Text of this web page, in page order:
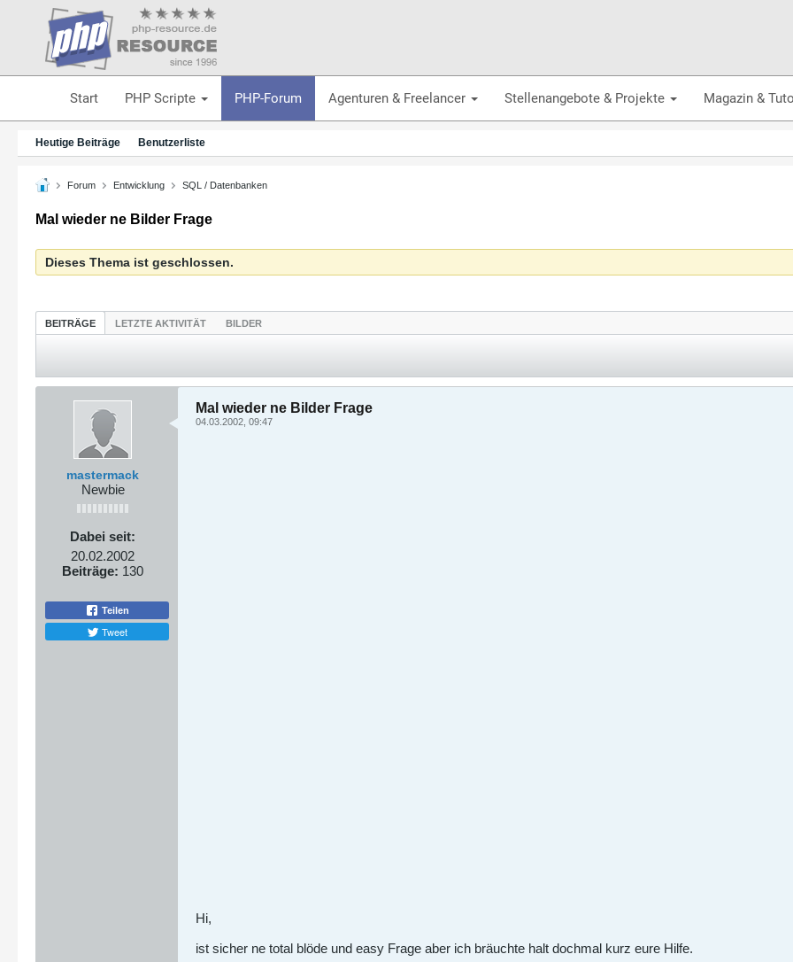
Start PHP Scripte PHP-Forum Agenturen & Freelancer Stellenangebote & Projekte Magazin &
Heutige Beiträge Benutzerliste
Forum Entwicklung SQL / Datenbanken
Mal wieder ne Bilder Frage
Dieses Thema ist geschlossen.
BEITRÄGE LETZTE AKTIVITÄT BILDER
mastermack
Newbie
Dabei seit:
20.02.2002
Beiträge: 130
Teilen
Tweet
Mal wieder ne Bilder Frage
04.03.2002, 09:47
Hi,
ist sicher ne total blöde und easy Frage aber ich bräuchte halt dochmal kurz eure Hilfe.